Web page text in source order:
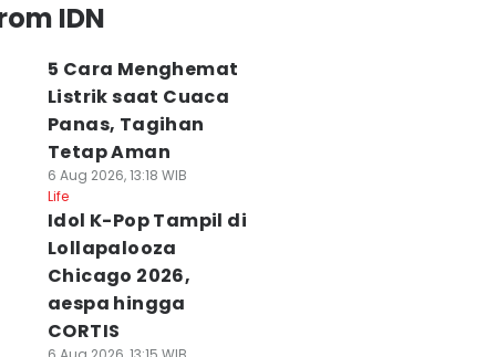
IDN
5 Cara Menghemat
Listrik saat Cuaca
Panas, Tagihan
Tetap Aman
6 Aug 2026, 13:18 WIB
Life
Idol K-Pop Tampil di
Lollapalooza
Chicago 2026,
aespa hingga
CORTIS